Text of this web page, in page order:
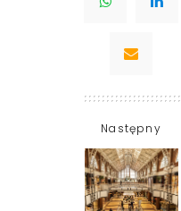
Następny